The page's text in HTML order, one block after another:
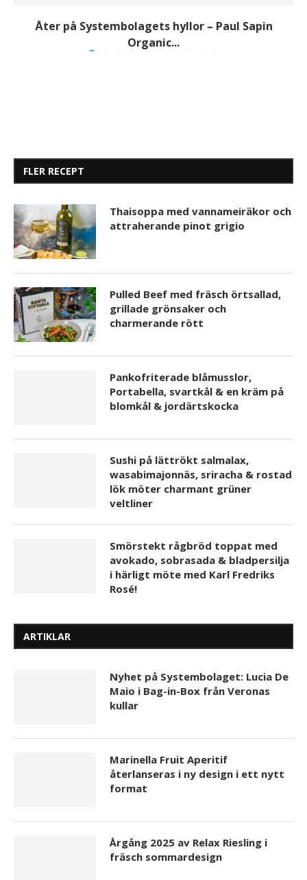
Åter på Systembolagets hyllor – Paul Sapin
Organic...
FLER RECEPT
Thaisoppa med vannameiräkor och
attraherande pinot grigio
Pulled Beef med fräsch örtsallad,
grillade grönsaker och
charmerande rött
Pankofriterade blåmusslor,
Portabella, svartkål & en kräm på
blomkål & jordärtskocka
Sushi på lättrökt salmalax,
wasabimajonnäs, sriracha & rostad
lök möter charmant grüner
veltliner
Smörstekt rågbröd toppat med
avokado, sobrasada & bladpersilja
i härligt möte med Karl Fredriks
Rosé!
ARTIKLAR
Nyhet på Systembolaget: Lucia De
Maio i Bag-in-Box från Veronas
kullar
Marinella Fruit Aperitif
återlanseras i ny design i ett nytt
format
Årgång 2025 av Relax Riesling i
fräsch sommardesign